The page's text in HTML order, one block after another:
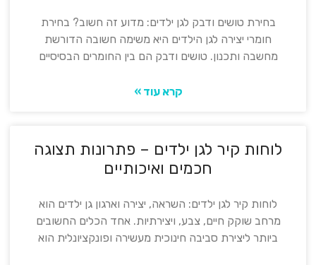
בחירת טושים ודבק לגן ילדים: מדוע זה חשוב? בחירת
חומרי יצירה לגן הילדים היא משימה חשובה הדורשת
מחשבה ותכנון. טושים ודבק הם בין החומרים הבסיסיים
קרא עוד »
לוחות קיר לגן ילדים – פתרונות תצוגה
חכמים ואיכותיים
לוחות קיר לגן ילדים: השראה, יצירה וארגון גן ילדים הוא
מרחב שוקק חיים, צבע, ויצירתיות. אחד הכלים החשובים
ביותר ליצירת סביבה חינוכית מעשירה ופונקציונלית הוא